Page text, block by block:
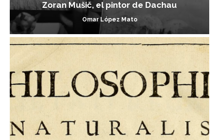
Zoran Mušič, el pintor de Dachau
Omar López Mato